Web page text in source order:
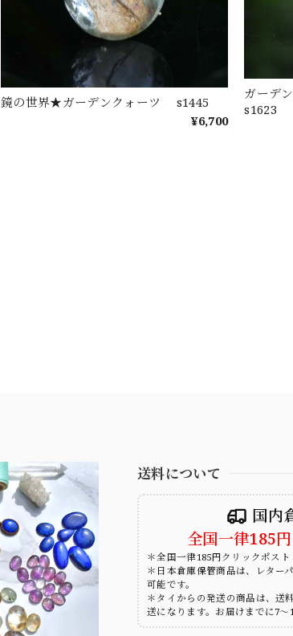
鏡の世界★ガーデンクォーツ s1445
¥6,700
ガーデ
s1623
送料について
国内
全国一律185
＊全国一律185円クリックポスト
＊日本倉庫保管商品は、レター
可能です。
＊タイからの発送の商品は、送
送になります。お届けまでに7～